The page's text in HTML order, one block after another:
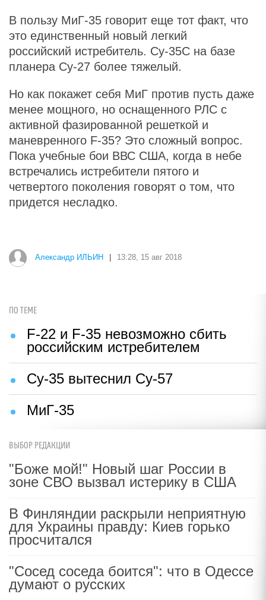
В пользу МиГ-35 говорит еще тот факт, что
это единственный новый легкий
российский истребитель. Су-35С на базе
планера Су-27 более тяжелый.
Но как покажет себя МиГ против пусть даже
менее мощного, но оснащенного РЛС с
активной фазированной решеткой и
маневренного F-35? Это сложный вопрос.
Пока учебные бои ВВС США, когда в небе
встречались истребители пятого и
четвертого поколения говорят о том, что
придется несладко.
Александр ИЛЬИН 13:28, 15 авг 2018
ПО ТЕМЕ
F-22 и F-35 невозможно сбить
российским истребителем
Су-35 вытеснил Су-57
МиГ-35
ВЫБОР РЕДАКЦИИ
"Боже мой!" Новый шаг России в
зоне СВО вызвал истерику в США
В Финляндии раскрыли неприятную
для Украины правду: Киев горько
просчитался
"Сосед соседа боится": что в Одессе
думают о русских